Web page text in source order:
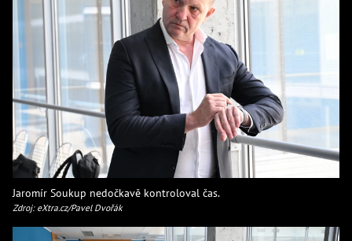
Jaromír Soukup nedočkavě kontroloval čas.
Zdroj: eXtra.cz/Pavel Dvořák